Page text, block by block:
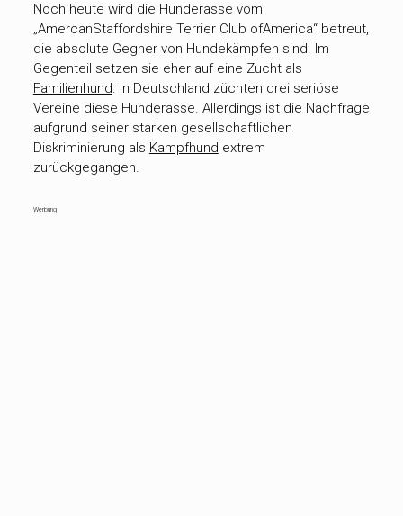
Noch heute wird die Hunderasse vom
„AmercanStaffordshire Terrier Club ofAmerica“ betreut,
die absolute Gegner von Hundekämpfen sind. Im
Gegenteil setzen sie eher auf eine Zucht als
Familienhund. In Deutschland züchten drei seriöse
Vereine diese Hunderasse. Allerdings ist die Nachfrage
aufgrund seiner starken gesellschaftlichen
Diskriminierung als Kampfhund extrem
zurückgegangen.
Werbung